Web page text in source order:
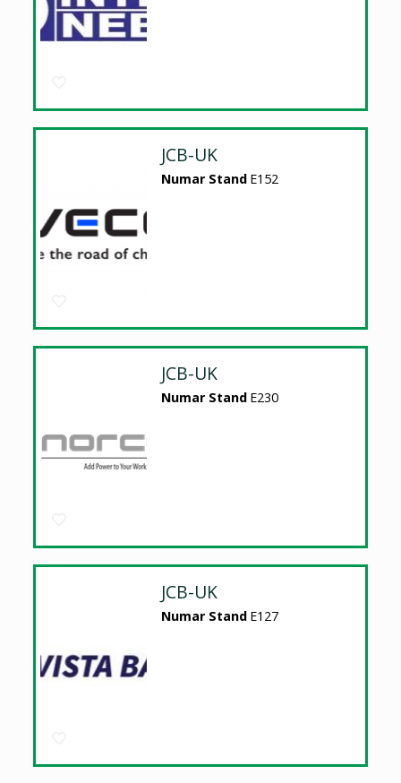
JCB-UK
Numar Stand E152
JCB-UK
Numar Stand E230
JCB-UK
Numar Stand E127